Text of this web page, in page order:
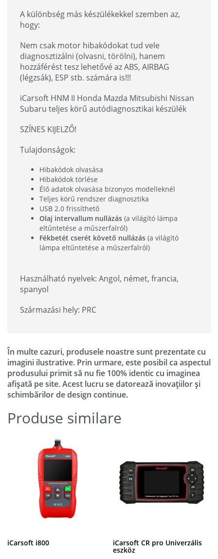
A különbség más készülékekkel szemben az,
hogy:
Nem csak motor hibakódokat tud vele
diagnosztizálni (olvasni, törölni), hanem
hozzáférést tesz lehetővé az ABS, AIRBAG
(légzsák), ESP stb. számára is!!!
iCarsoft HNM II Honda Mazda Mitsubishi Nissan
Subaru teljes körű autódiagnosztikai készülék
SZÍNES KIJELZŐ!
Tulajdonságok:
Hibakódok olvasása
Hibakódok törlése
Élő adatok olvasása bizonyos modelleknél
Teljes körű rendszer diagnosztika
USB 2.0 frissíthető
Olaj intervallum nullázás (a világító lámpa
eltűntetése a műszerfalról)
Fékbetét cserét követő nullázás (a világító
lámpa eltűntetése a műszerfalról)
Használható nyelvek: Angol, német, francia,
spanyol
Származási hely: PRC
În multe cazuri, produsele noastre sunt prezentate cu
imagini ilustrative. Prin urmare, este posibil ca aspectul
produsului primit să nu fie 100% identic cu imaginea
afișată pe site. Acest lucru se datorează inovațiilor și
schimbărilor de design continue.
Produse similare
iCarsoft i800 iCarsoft CR pro Univerzális
eszköz